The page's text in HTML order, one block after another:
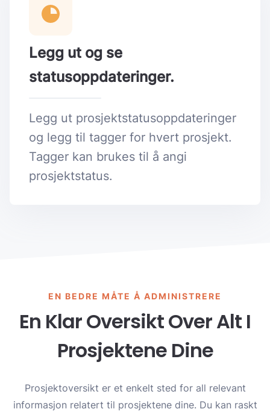
Legg ut og se
statusoppdateringer.
Legg ut prosjektstatusoppdateringer
og legg til tagger for hvert prosjekt.
Tagger kan brukes til å angi
prosjektstatus.
EN BEDRE MÅTE Å ADMINISTRERE
En Klar Oversikt Over Alt I
Prosjektene Dine
Prosjektoversikt er et enkelt sted for all relevant
informasjon relatert til prosjektene dine. Du kan raskt